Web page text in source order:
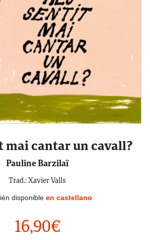
mai cantar un cavall?
Pauline Barzilaï
Trad.: Xavier Valls
disponible en castellano
16,90€